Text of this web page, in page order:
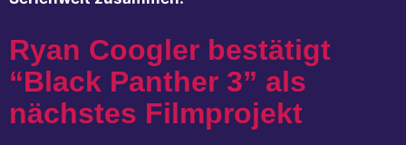
Ryan Coogler bestätigt
“Black Panther 3” als
nächstes Filmprojekt